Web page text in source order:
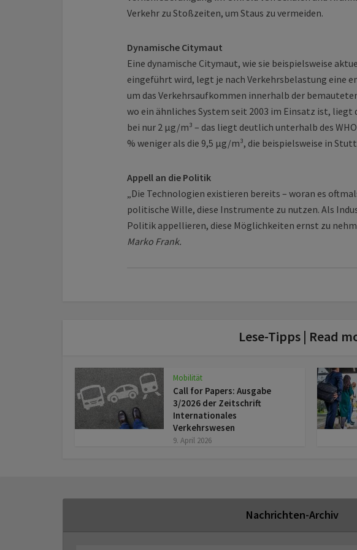
Verkehr zu Stoßzeiten, um Staus zu vermeiden.
Dynamische Citymaut
Eine dynamische Citymaut, wie sie beispielsweise
eingeführt wird, legt je nach Verkehrsbelastung eine
um das Verkehrsaufkommen innerhalb der
wo ein ähnliches System seit 2003 im Einsatz ist,
bei nur 2 µg/m³ – das liegt deutlich unterhalb des
% weniger als die 9,5 µg/m³, die beispielsweise in
Appell an die Politik
„Die Technologien existieren bereits – woran es
politische Wille, diese Instrumente zu nutzen. Als
Politik appellieren, diese Möglichkeiten ernst zu
Marko Frank.
Lese-Tipps | Read
Mobilität
Call for Papers: Ausgabe
3/2026 der Zeitschrift
Internationales
Verkehrswesen
9. April 2026
Nachrichten-Archiv